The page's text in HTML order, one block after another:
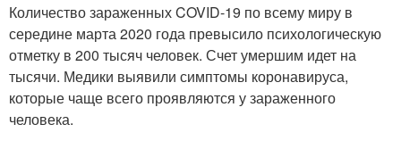
Количество зараженных COVID-19 по всему миру в
середине марта 2020 года превысило психологическую
отметку в 200 тысяч человек. Счет умершим идет на
тысячи. Медики выявили симптомы коронавируса,
которые чаще всего проявляются у зараженного
человека.